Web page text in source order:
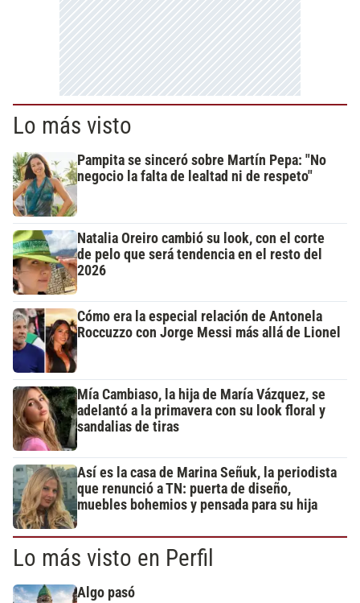
Lo más visto
Pampita se sinceró sobre Martín Pepa: "No
negocio la falta de lealtad ni de respeto"
Natalia Oreiro cambió su look, con el corte
de pelo que será tendencia en el resto del
2026
Cómo era la especial relación de Antonela
Roccuzzo con Jorge Messi más allá de Lionel
Mía Cambiaso, la hija de María Vázquez, se
adelantó a la primavera con su look floral y
sandalias de tiras
Así es la casa de Marina Señuk, la periodista
que renunció a TN: puerta de diseño,
muebles bohemios y pensada para su hija
Lo más visto en Perfil
Algo pasó